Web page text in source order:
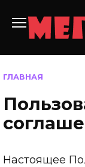
содержанию
ГЛАВНАЯ
Настоящее